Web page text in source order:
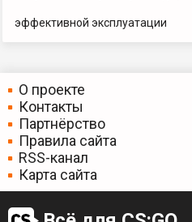
эффективной эксплуатации
О проекте
Контакты
Партнёрство
Правила сайта
RSS-канал
Карта сайта